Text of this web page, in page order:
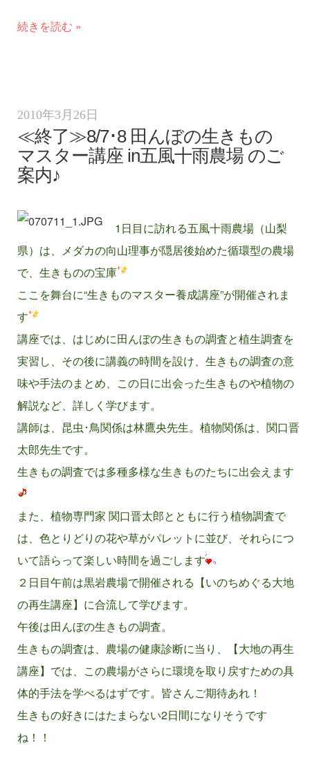
参加者募集
続きを読む »
2010年3月26日
≪終了≫8/7･8 田んぼの生きもの
マスター講座 in五風十雨農場 のご
案内♪
1日目に訪れる五風十雨農場（山梨
県）は、メダカの向山理事が隠居後始めた循環型の農場
で、生きものの宝庫
ここを舞台に“生きものマスター養成講座”が開催されま
す
講座では、はじめに田んぼの生きもの調査と植生調査を
実習し、その後に講義の時間を設け、生きもの調査の意
味や手法のまとめ、この日に出会った生きものや植物の
解説など、詳しく学びます。
講師は、昆虫･鳥関係は林鷹央先生。植物関係は、関口晋
太郎先生です。
生きもの調査では多種多様な生きものたちに出会えます
また、植物専門家 関口晋太郎とともに行う植物調査で
は、色とりどりの花や草がパレットに並び、それらにつ
いて語らって楽しい時間を過ごします
２日目午前は黒岩農場で開催される【いのちめぐる大地
の再生講座】に合流して学びます。
午後は田んぼの生きもの調査。
生きもの調査は、農場の健康診断に当り、【大地の再生
講座】では、この農場がさらに環境を取り戻すための具
体的手法を学べるはずです。皆さんご期待あれ！
生きもの好きにはたまらない2日間になりそうです
ね！！